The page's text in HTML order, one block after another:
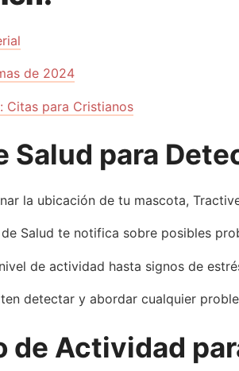
de 2024
Citas para Cristianos
Salud para
la ubicación de tu mascota,
Salud te notifica sobre posibles
de actividad hasta signos de
detectar y abordar cualquier
de Actividad